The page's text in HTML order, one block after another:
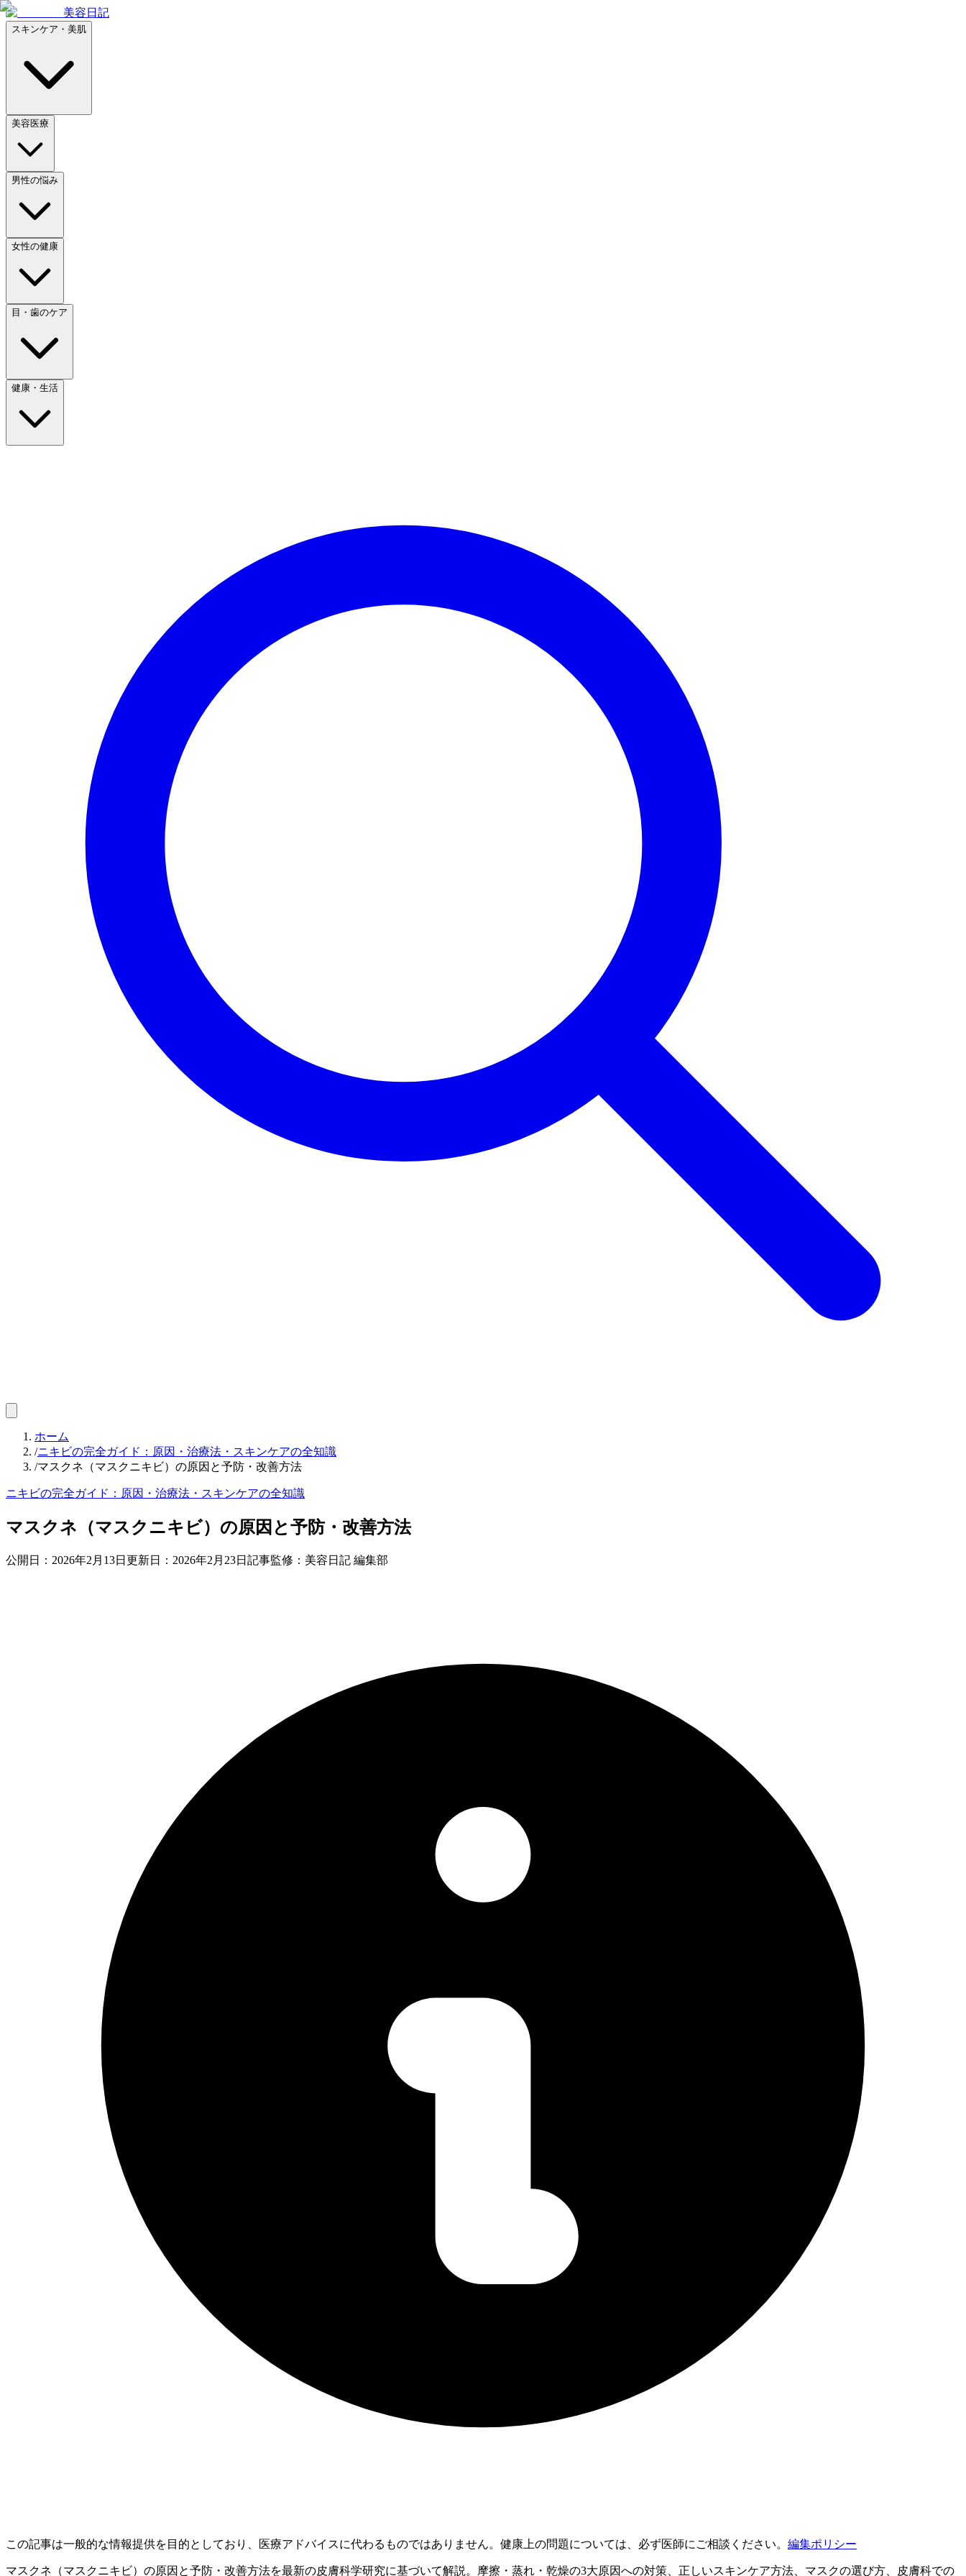
美容日記
スキンケア・美肌
美容医療
男性の悩み
女性の健康
目・歯のケア
健康・生活
ホーム
/ニキビの完全ガイド：原因・治療法・スキンケアの全知識
/マスクネ（マスクニキビ）の原因と予防・改善方法
ニキビの完全ガイド：原因・治療法・スキンケアの全知識
マスクネ（マスクニキビ）の原因と予防・改善方法
公開日： 2026年2月13日 更新日： 2026年2月23日 記事監修：美容日記 編集部
この記事は一般的な情報提供を目的としており、医療アドバイスに代わるものではありません。健康上の問題については、必ず医師にご相談ください。 編集ポリシー
マスクネ（マスクニキビ）の原因と予防・改善方法を最新の皮膚科学研究に基づいて解説。摩擦・蒸れ・乾燥の3大原因への対策、正しいスキンケア方法、マスクの選び方、皮膚科での